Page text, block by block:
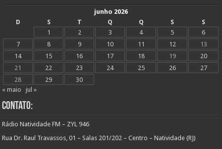
junho 2026
D
S T Q Q S
S
1
2 3 4 5
6
7
8 9 10 11 12
13
14
15 16 17 18 19
20
21
22 23 24 25 26
27
28
29
30
« maio
jul »
Contato:
Rádio Natividade FM – ZYL 946
Rua Dr. Raul Travassos, 01 – Salas 201/202 – Centro – Natividade (RJ)